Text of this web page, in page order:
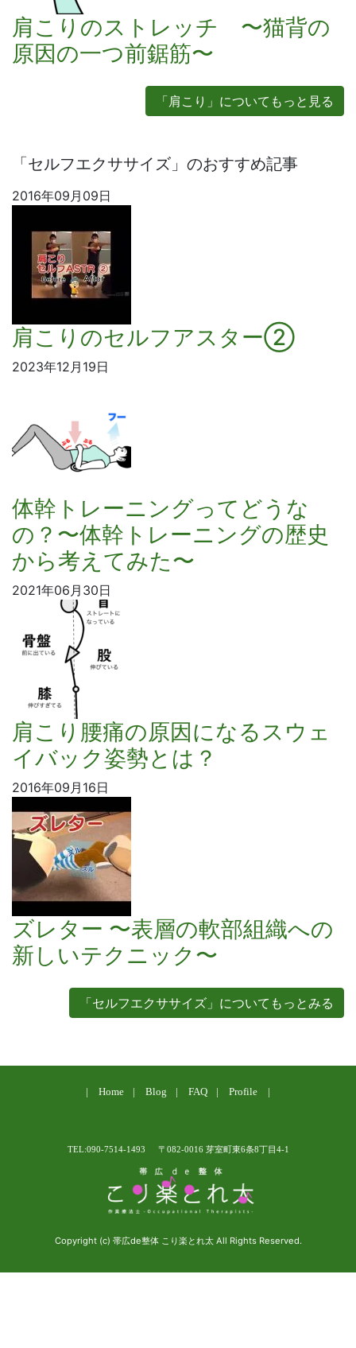
肩こりのストレッチ 〜猫背の
原因の一つ前鋸筋〜
「肩こり」についてもっと見る
「セルフエクササイズ」のおすすめ記事
2016年09月09日
肩こりのセルフアスター②
2023年12月19日
体幹トレーニングってどうな
の？〜体幹トレーニングの歴史
から考えてみた〜
2021年06月30日
肩こり腰痛の原因になるスウェ
イバック姿勢とは？
2016年09月16日
ズレター 〜表層の軟部組織への
新しいテクニック〜
「セルフエクササイズ」についてもっとみる
Home Blog FAQ Profile
TEL:090-7514-1493 〒082-0016 芽室町東6条8丁目4-1
Copyright (c) 帯広de整体 こり楽とれ太 All Rights Reserved.